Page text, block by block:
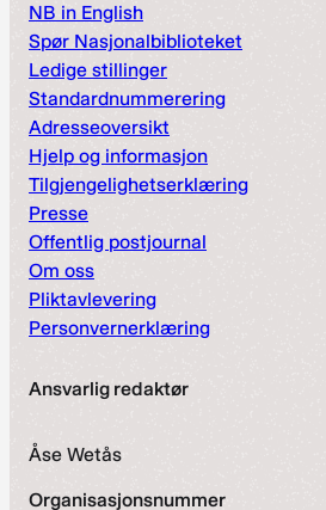
NB in English
Spør Nasjonalbiblioteket
Ledige stillinger
Standardnummerering
Adresseoversikt
Hjelp og informasjon
Tilgjengelighetserklæring
Presse
Offentlig postjournal
Om oss
Pliktavlevering
Personvernerklæring
Ansvarlig redaktør
Åse Wetås
Organisasjonsnummer